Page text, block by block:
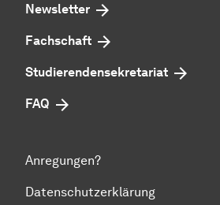
Newsletter
Fachschaft
Studierendensekretariat
FAQ
Anregungen?
Datenschutzerklärung